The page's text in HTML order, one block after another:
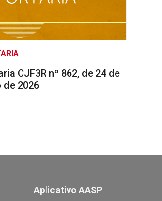
CJF3R nº 862, de 24 de
de 2026
Aplicativo AASP